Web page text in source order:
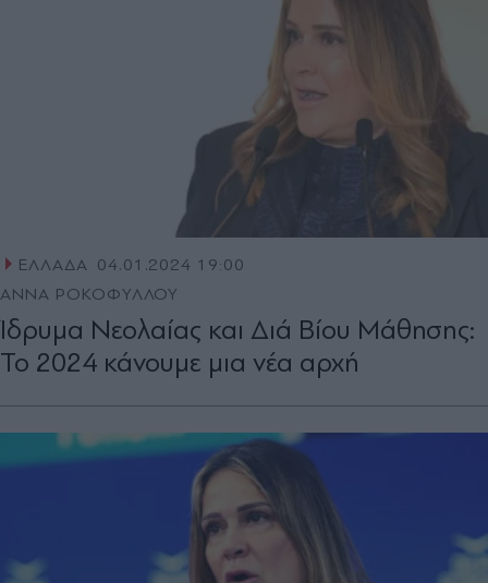
ΕΛΛΑΔΑ 04.01.2024 19:00
ΑΝΝΑ ΡΟΚΟΦΥΛΛΟΥ
Ίδρυµα Νεολαίας και ∆ιά Βίου Μάθησης:
Το 2024 κάνουμε μια νέα αρχή